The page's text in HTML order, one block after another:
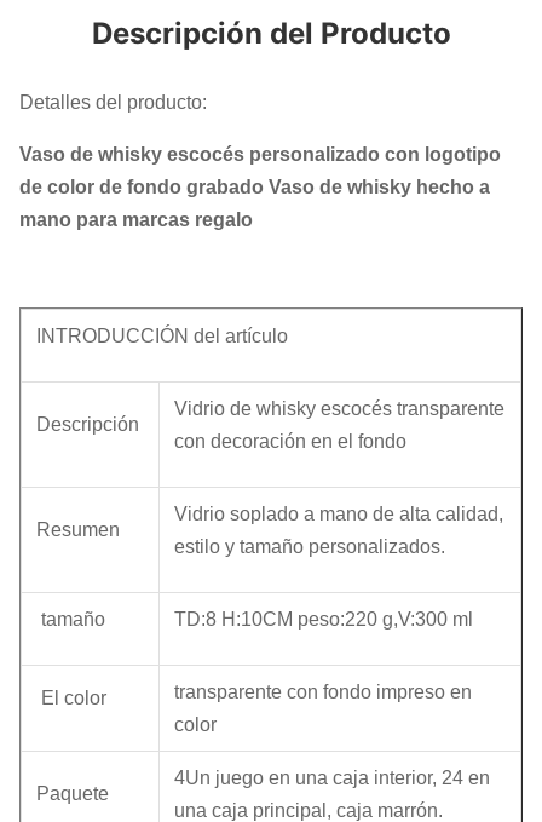
Descripción del Producto
Detalles del producto:
Vaso de whisky escocés personalizado con logotipo
de color de fondo grabado Vaso de whisky hecho a
mano para marcas regalo
INTRODUCCIÓN del artículo
Descripción
Vidrio de whisky escocés transparente
con decoración en el fondo
Resumen
Vidrio soplado a mano de alta calidad,
estilo y tamaño personalizados.
tamaño TD:8 H:10CM peso:220 g,V:300 ml
El color
transparente con fondo impreso en
color
Paquete
4Un juego en una caja interior, 24 en
una caja principal, caja marrón.